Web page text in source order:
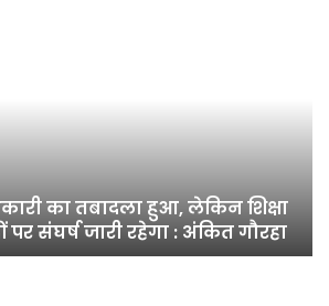
का तबादला हुआ, लेकिन शिक्षा
पर संघर्ष जारी रहेगा : अंकित गौरहा